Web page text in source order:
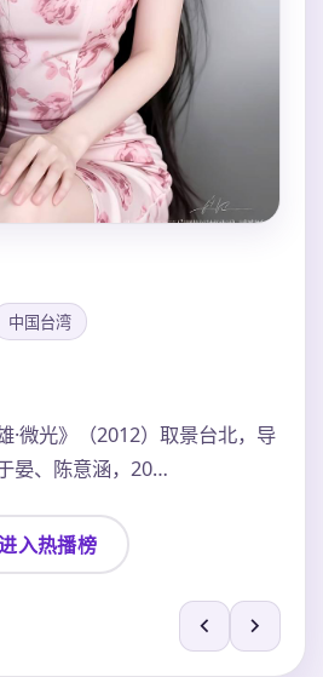
中国台湾
·微光》（2012）取景台北，导
晏、陈意涵，20…
入热播榜